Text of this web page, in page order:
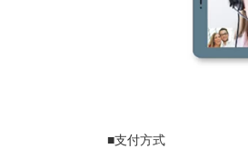
■支付方式